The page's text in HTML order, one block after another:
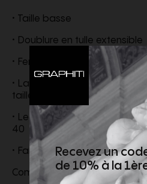
• Taille basse
• ​​Doublure en tulle extensible
• Fermeture à glissière et à
• La pièce mesure 70 cm de
taille IT 40
• Le mannequin mesure 175
40
• Fabriquée en Italie
Composition externe : 70%
Recevez un
de 10% à la